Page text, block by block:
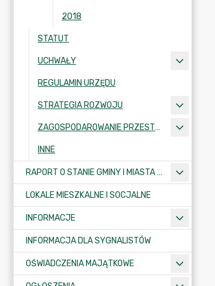
2018
STATUT
UCHWAŁY
REGULAMIN URZĘDU
STRATEGIA ROZWOJU
ZAGOSPODAROWANIE PRZESTRZENNE
INNE
RAPORT O STANIE GMINY I MIASTA KRAJENKA
LOKALE MIESZKALNE I SOCJALNE
INFORMACJE
INFORMACJA DLA SYGNALISTÓW
OŚWIADCZENIA MAJĄTKOWE